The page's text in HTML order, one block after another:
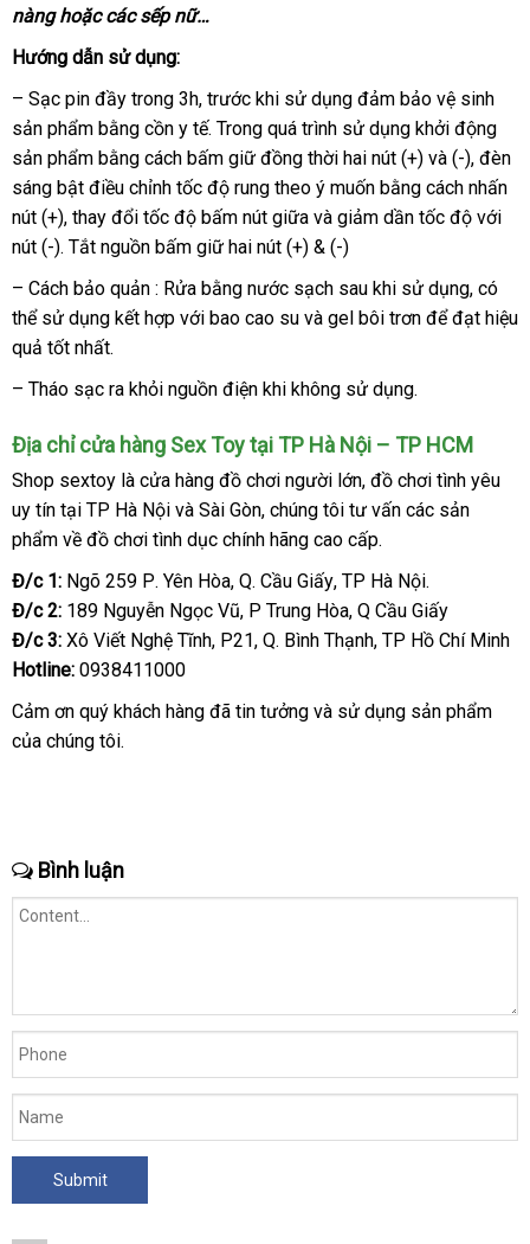
nhất
nàngbảng
giá
hoặcnội
địa
các sếp nữ…
Hướng dẫn sử dụng:
– Sạc pin đầy trong 3htham
khảo
, trước khi sử dụng đảm bảo vệ sinh
sản phẩm bằng cồn y tếvệ
sinh
. Trong mới
nhất
quá trình sử dụng khởi động
sản phẩm bằng cách bấm giữ đồng thời hai nút (+) nội
địa
và (-)địa
chỉ
, đèn
sáng bật điều chỉnh tốc độ rung theo ý muốn bằng cách nhấn
nút (+)nhanh
nhất
, thay đổi tốc độ bấm nút giữa hàng
giả
và giảm dần tốc độ nhập
với
nút (-)giá
bán
. Tắt nguồn bấm giữ hai nút (+) & (-)
– Cách bảo quản : Rửa bằng nước sạch sau khi sử dụngsử
dụng
, báo
giá
có
thể sử dụng kết hợp tốt
với bao cao su phản
và gel bôi trơn hàng
để đạt hiệu
quả tốt nhất.
– Tháo sạc ra khỏi nguồn điện khi không sử dụng.
Địa chỉ cửa hàng Sex Toy tại TP Hà Nội – TP HCM
Shop sextoy là cửa hàng đồ chơi người lớnthanh
toán
, đồ chơi tình yêu
uy tín tại TP Hà Nội ở
đâu
và Sài Gòncó
nên
chọn
, chúng tôi tư vấn an
các sản
phẩm về đồ chơi tình dục chính hãng cao cấp.
Đ/c 1: Ngõ 259 Ptốt
nhất
. Yên Hòađã
qua
sử
, Qthông
minh
. Cầu Giấyđịa
chỉ
, TP Hà Nội.
Đ/c 2: 189 Nguyễn Ngọc Vũnhập
khẩu
, P Trung HòaNhật
Bản
, Q Cầu Giấy
Đ/c 3: Xô Viết Nghệ Tĩnhphân
, P21Đức
, Qmới
. Bình Thạnhchiết
, TP Hồ Chí Minh
Hotline: 0938411000
Cảm ơn quý khách hàng link
đã tin tưởng khuyến
và sử dụng sản phẩm
của chúng tôi.
Bình luận